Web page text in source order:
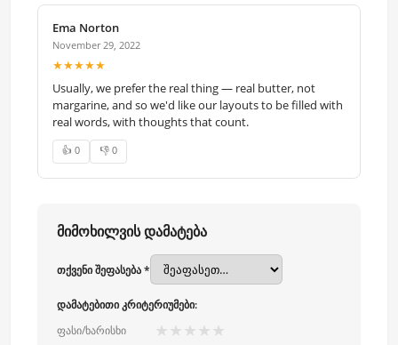
Ema Norton
November 29, 2022
★★★★★
Usually, we prefer the real thing — real butter, not
margarine, and so we'd like our layouts to be filled with
real words, with thoughts that count.
👍 0 👎 0
მიმოხილვის დამატება
თქვენი შეფასება *
დამატებითი კრიტერიუმები:
ფასი/ხარისხი
★ ★ ★ ★ ★